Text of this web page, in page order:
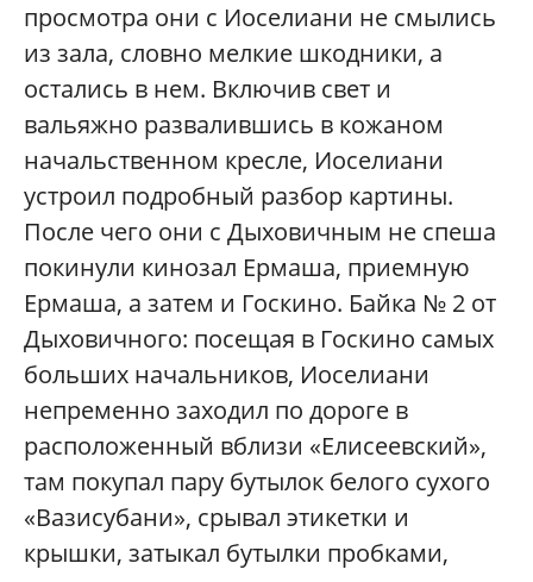
просмотра они с Иоселиани не смылись
из зала, словно мелкие шкодники, а
остались в нем. Включив свет и
вальяжно развалившись в кожаном
начальственном кресле, Иоселиани
устроил подробный разбор картины.
После чего они с Дыховичным не спеша
покинули кинозал Ермаша, приемную
Ермаша, а затем и Госкино. Байка № 2 от
Дыховичного: посещая в Госкино самых
больших начальников, Иоселиани
непременно заходил по дороге в
расположенный вблизи «Елисеевский»,
там покупал пару бутылок белого сухого
«Вазисубани», срывал этикетки и
крышки, затыкал бутылки пробками,